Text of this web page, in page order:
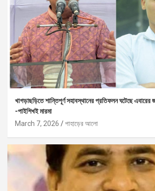
খাগড়াছড়িতে শান্তিপূর্ণ সহাবস্থানের প্রতিফলন ঘটেছে এবারের
-পাইশিখই মারমা
March 7, 2026
পাহাড়ের আলো